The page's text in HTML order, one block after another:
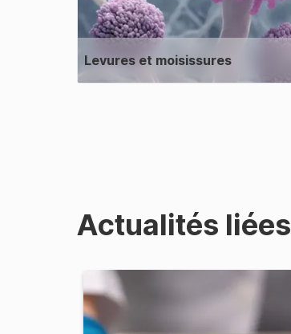
Levures et moisissures
Actualités liées